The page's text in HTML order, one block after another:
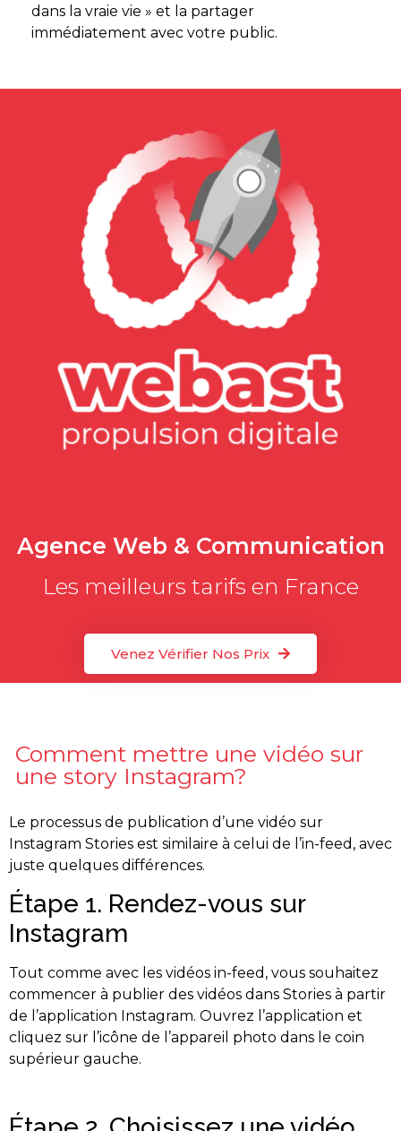
dans la vraie vie » et la partager
immédiatement avec votre public.
Agence Web & Communication
Les meilleurs tarifs en France
Venez Vérifier Nos Prix
Comment mettre une vidéo sur
une story Instagram?
Le processus de publication d’une vidéo sur
Instagram Stories est similaire à celui de l’in-feed, avec
juste quelques différences.
Étape 1. Rendez-vous sur
Instagram
Tout comme avec les vidéos in-feed, vous souhaitez
commencer à publier des vidéos dans Stories à partir
de l’application Instagram. Ouvrez l’application et
cliquez sur l’icône de l’appareil photo dans le coin
supérieur gauche.